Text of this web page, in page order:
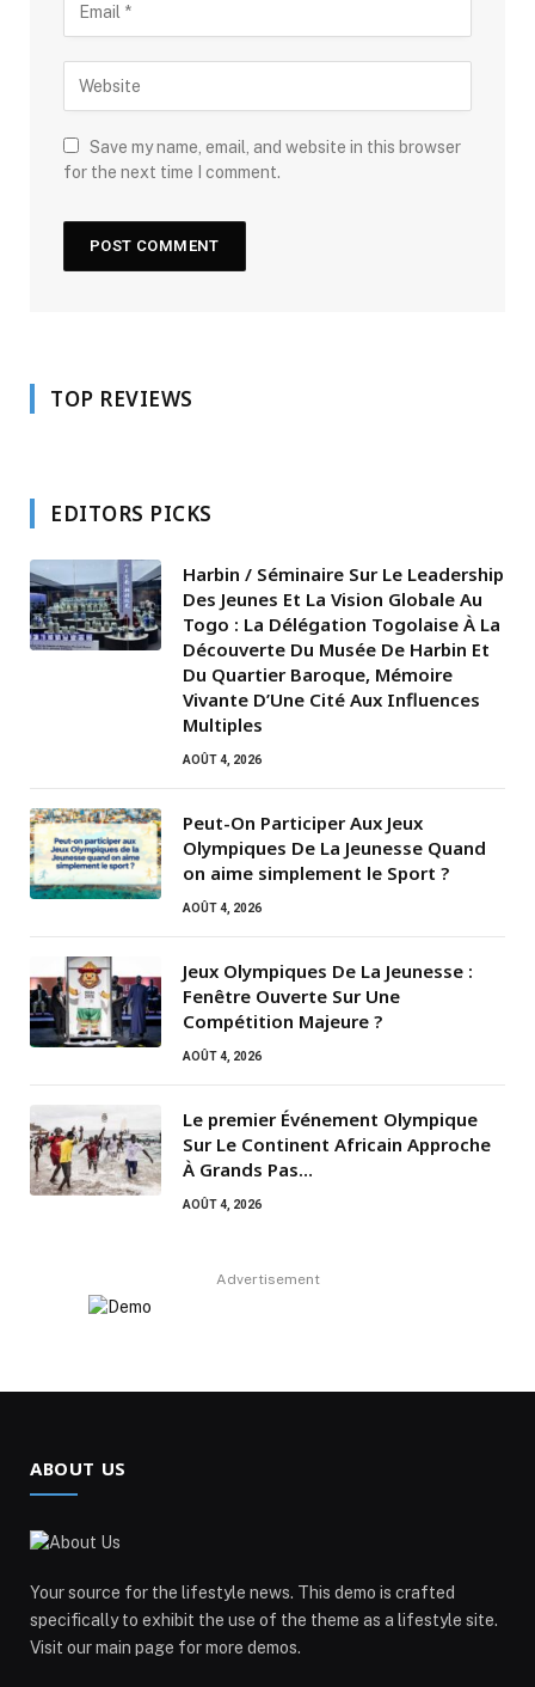
Save my name, email, and website in this browser
for the next time I comment.
TOP REVIEWS
EDITORS PICKS
Harbin / Séminaire Sur Le Leadership
Des Jeunes Et La Vision Globale Au
Togo : La Délégation Togolaise À La
Découverte Du Musée De Harbin Et
Du Quartier Baroque, Mémoire
Vivante D’Une Cité Aux Influences
Multiples
AOÛT 4, 2026
Peut-On Participer Aux Jeux
Olympiques De La Jeunesse Quand
on aime simplement le Sport ?
AOÛT 4, 2026
Jeux Olympiques De La Jeunesse :
Fenêtre Ouverte Sur Une
Compétition Majeure ?
AOÛT 4, 2026
Le premier Événement Olympique
Sur Le Continent Africain Approche
À Grands Pas…
AOÛT 4, 2026
Advertisement
ABOUT US
Your source for the lifestyle news. This demo is crafted
specifically to exhibit the use of the theme as a lifestyle site.
Visit our main page for more demos.